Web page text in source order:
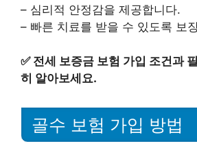
– 심리적 안정감을 제공합니다.
– 빠른 치료를 받을 수 있도록 보
✅ 전세 보증금 보험 가입 조건과
히 알아보세요.
골수 보험 가입 방법